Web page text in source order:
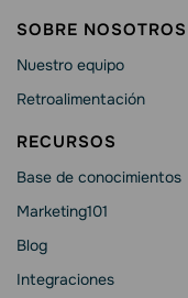
SOBRE NOSOTROS
Nuestro equipo
Retroalimentación
RECURSOS
Base de conocimientos
Marketing101
Blog
Integraciones